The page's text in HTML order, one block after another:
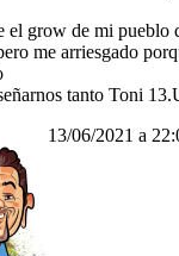
el grow de mi pueblo
me arriesgado
tanto Toni
13/06/2021 a